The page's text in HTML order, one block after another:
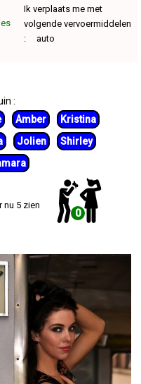
Ik verplaats me met
volgende vervoermiddelen
: auto
:
Amber
Kristina
Jolien
Shirley
nu 5 zien
0